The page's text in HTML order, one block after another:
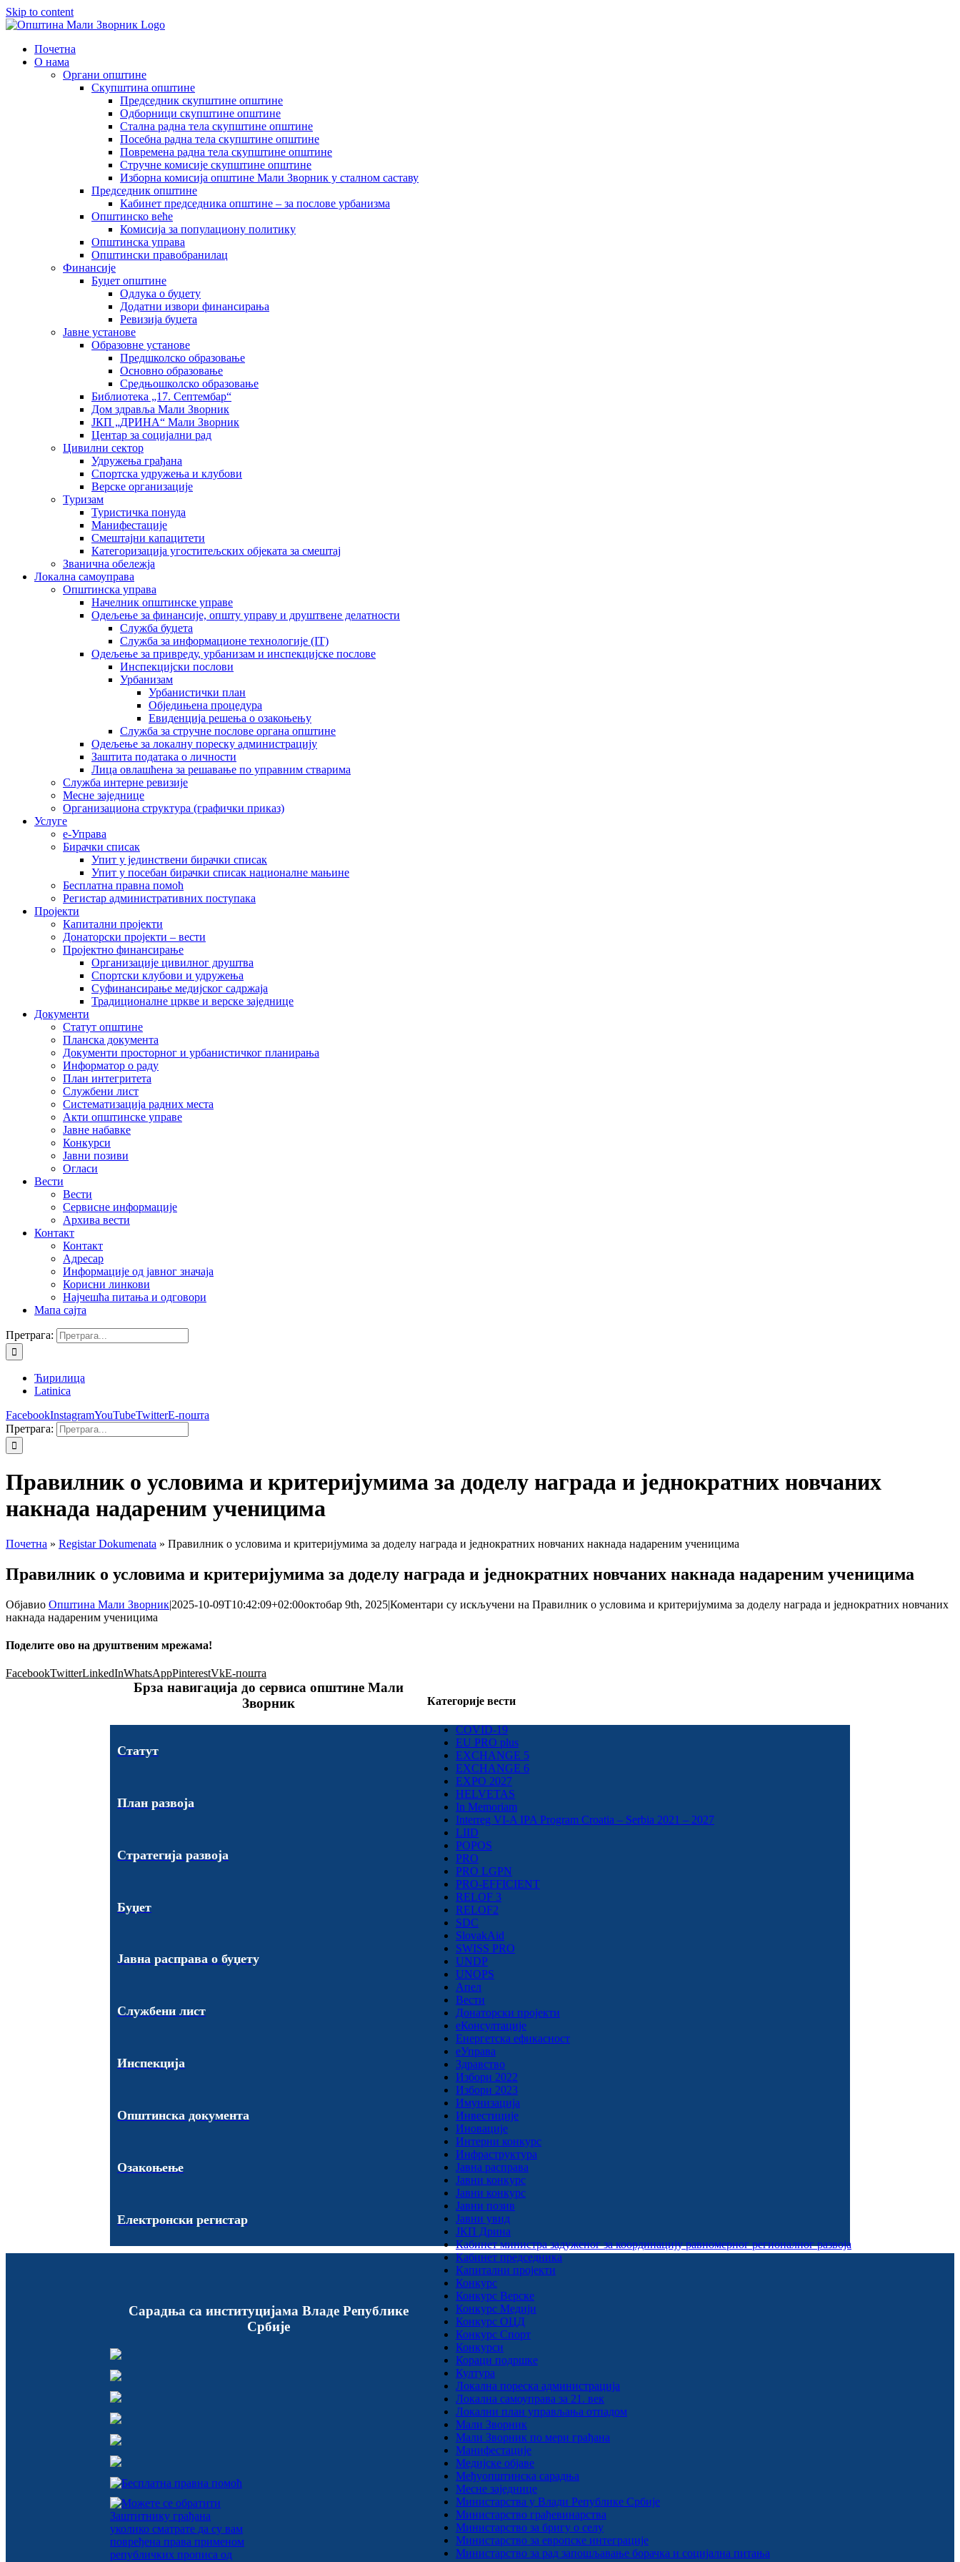
Skip to content
Почетна
О нама
Органи општине
Скупштина општине
Председник скупштине општине
Одборници скупштине општине
Стална радна тела скупштине општине
Посебна радна тела скупштине општине
Повремена радна тела скупштине општине
Стручне комисије скупштине општине
Изборна комисија општине Мали Зворник у сталном саставу
Председник општине
Кабинет председника општине – за послове урбанизма
Општинско веће
Комисија за популациону политику
Општинска управа
Општински правобранилац
Финансије
Буџет општине
Одлука о буџету
Додатни извори финансирања
Ревизија буџета
Јавне установе
Образовне установе
Предшколско образовање
Основно образовање
Средњошколско образовање
Библиотека „17. Септембар“
Дом здравља Мали Зворник
ЈКП „ДРИНА“ Мали Зворник
Центар за социјални рад
Цивилни сектор
Удружења грађана
Спортска удружења и клубови
Верске организације
Туризам
Туристичка понуда
Манифестације
Смештајни капацитети
Категоризација угоститељских објеката за смештај
Званична обележја
Локална самоуправа
Општинска управа
Начелник општинске управе
Одељење за финансије, општу управу и друштвене делатности
Служба буџета
Служба за информационе технологије (IT)
Одељење за привреду, урбанизам и инспекцијске послове
Инспекцијски послови
Урбанизам
Урбанистички план
Обједињена процедура
Евиденција решења о озакоњењу
Служба за стручне послове органа општине
Одељење за локалну пореску администрацију
Заштита података о личности
Лица овлашћена за решавање по управним стварима
Служба интерне ревизије
Месне заједнице
Организациона структура (графички приказ)
Услуге
е-Управа
Бирачки списак
Упит у јединствени бирачки списак
Упит у посебан бирачки списак националне мањине
Бесплатна правна помоћ
Регистар административних поступака
Пројекти
Капитални пројекти
Донаторски пројекти – вести
Пројектно финансирање
Организације цивилног друштва
Спортски клубови и удружења
Суфинансирање медијског садржаја
Традиционалне цркве и верске заједнице
Документи
Статут општине
Планска документа
Документи просторног и урбанистичког планирања
Информатор о раду
План интегритета
Службени лист
Систематизација радних места
Акти општинске управе
Јавне набавке
Конкурси
Јавни позиви
Огласи
Вести
Вести
Сервисне информације
Архива вести
Контакт
Контакт
Адресар
Информације од јавног значаја
Корисни линкови
Најчешћа питања и одговори
Мапа сајта
Претрага:
Ћирилица
Latinica
FacebookInstagramYouTubeTwitterЕ-пошта
Претрага:
Правилник о условима и критеријумима за доделу награда и једнократних новчаних
накнада надареним ученицима
Почетна » Registar Dokumenata » Правилник о условима и критеријумима за доделу награда и једнократних новчаних накнада надареним ученицима
Правилник о условима и критеријумима за доделу награда и једнократних новчаних накнада надареним ученицима
Објавио Општина Мали Зворник|2025-10-09T10:42:09+02:00октобар 9th, 2025|Коментари су искључени на Правилник о условима и критеријумима за доделу награда и једнократних новчаних
накнада надареним ученицима
Поделите ово на друштвеним мрежама!
FacebookTwitterLinkedInWhatsAppPinterestVkЕ-пошта
Категорије вести
COVID-19
EU PRO plus
EXCHANGE 5
EXCHANGE 6
EXPO 2027
HELVETAS
In Memoriam
Interreg VI-A IPA Program Croatia – Serbia 2021 – 2027
LIID
POPOS
PRO
PRO LGPN
PRO-EFFICIENT
RELOF 3
RELOF2
SDC
SlovakAid
SWISS PRO
UNDP
UNOPS
Апел
Вести
Донаторски пројекти
еКонсултације
Енергетска ефикасност
еУправа
Здравство
Избори 2022
Избори 2023
Имунизација
Инвестиције
Иновације
Интерни конкурс
Инфраструктура
Јавна расправа
Јавни конкурс
Јавни конкурс
Јавни позив
Јавни увид
ЈКП Дрина
Кабинет министра задуженог за координацију равномерног регионалног развоја
Кабинет председника
Капитални пројекти
Конкурс
Конкурс Верске
Конкурс Медији
Конкурс ОЦД
Конкурс Спорт
Конкурси
Кораци подршке
Култура
Локална пореска администрација
Локална самоуправа за 21. век
Локални план управљања отпадом
Мали Зворник
Мали Зворник по мери грађана
Манифестације
Медијске објаве
Међуопштинска сарадња
Месне заједнице
Министарства у Влади Републике Србије
Министарство грађевинарства
Министарство за бригу о селу
Министарство за европске интеграције
Министарство за рад запошљавање борачка и социјална питања
Брза навигација до сервиса општине Мали
Зворник
Статут
План развоја
Стратегија развоја
Буџет
Јавна расправа о буџету
Службени лист
Инспекција
Општинска документа
Озакоњење
Електронски регистар
Сарадња са институцијама Владе Републике
Србије